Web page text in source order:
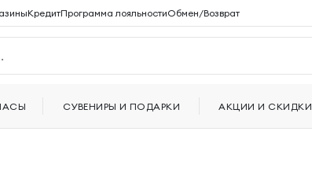
КредитПрограмма лояльностиОбмен/Возврат
СУВЕНИРЫ И ПОДАРКИ АКЦИИ И СКИДКИ